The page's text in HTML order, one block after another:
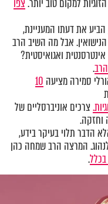
צפו
את דעתו המעניינת,
אבל מה השיב הרב
ואגואיסטית?
.
סמירה מציעה 10
צרכים אוניברסליים של
וחזקה.
הדבר תלוי בעיקר בידע,
המרצה הרב שמחה כהן
.